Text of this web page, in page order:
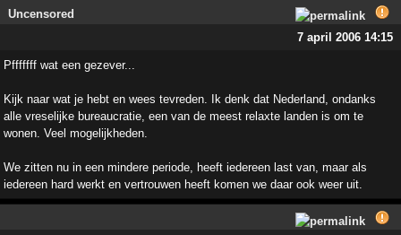
Uncensored
7 april 2006 14:15
Pfffffff wat een gezever...
Kijk naar wat je hebt en wees tevreden. Ik denk dat Nederland, ondanks
alle vreselijke bureaucratie, een van de meest relaxte landen is om te
wonen. Veel mogelijkheden.
We zitten nu in een mindere periode, heeft iedereen last van, maar als
iedereen hard werkt en vertrouwen heeft komen we daar ook weer uit.